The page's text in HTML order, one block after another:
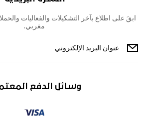
ابقَ على اطلاع بآخر التشكيلات والفعاليات
مغربي.
وسائل الدفع